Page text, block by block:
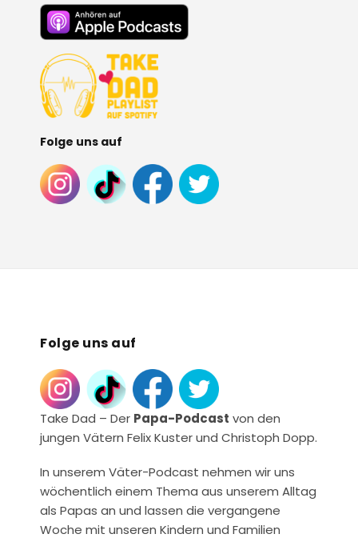
Folge uns auf
Folge uns auf
Take Dad – Der Papa-Podcast von den
jungen Vätern Felix Kuster und Christoph Dopp.
In unserem Väter-Podcast nehmen wir uns
wöchentlich einem Thema aus unserem Alltag
als Papas an und lassen die vergangene
Woche mit unseren Kindern und Familien